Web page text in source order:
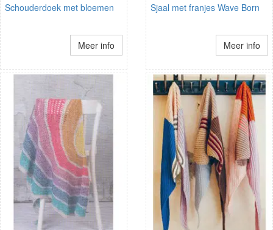
Schouderdoek met bloemen
Meer info
Sjaal met franjes Wave Born
Meer info